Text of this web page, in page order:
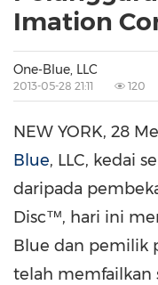
Imation
One-Blue, LLC
2013-05-28 21:11 120
NEW YORK, 28
Blue, LLC, kedai
daripada
Disc™, hari ini
Blue dan pemilik
telah memfailkan